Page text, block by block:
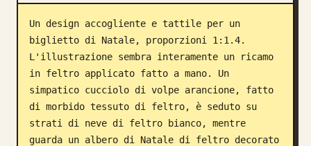
Blog
Aggiornamenti
Un design accogliente e tattile per un
biglietto di Natale, proporzioni 1:1.4.
L'illustrazione sembra interamente un ricamo
in feltro applicato fatto a mano. Un
simpatico cucciolo di volpe arancione, fatto
di morbido tessuto di feltro, è seduto su
strati di neve di feltro bianco, mentre
guarda un albero di Natale di feltro decorato